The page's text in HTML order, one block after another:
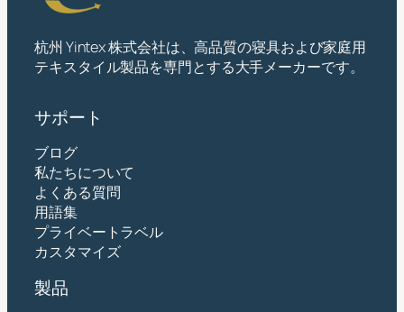
杭州 Yintex 株式会社は、高品質の寝具および家庭用
テキスタイル製品を専門とする大手メーカーです。
サポート
ブログ
私たちについて
よくある質問
用語集
プライベートラベル
カスタマイズ
製品